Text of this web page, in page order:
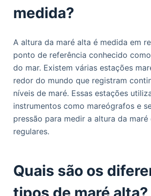
medida?
A altura da maré alta é medida em
ponto de referência conhecido
do mar. Existem várias estações
redor do mundo que registram
níveis de maré. Essas estações
instrumentos como mareógrafos e
pressão para medir a altura da
regulares.
Quais são os